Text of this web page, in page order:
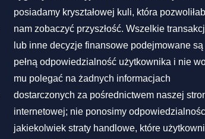
posiadamy kryształowej kuli, która
nam zobaczyć przyszłość. Wszelkie
lub inne decyzje finansowe podejmowane są
pełną odpowiedzialność użytkownika i nie
mu polegać na żadnych informacjach
dostarczonych za pośrednictwem naszej
internetowej; nie ponosimy
jakiekolwiek straty handlowe, które